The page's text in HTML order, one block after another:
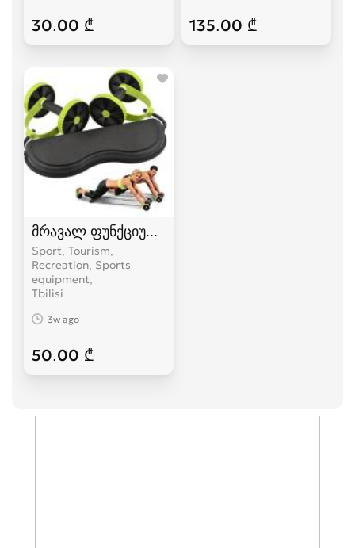
30.00 ₾ 135.00 ₾
მრავალ ფუნქციური ტრენაჟორი
Sport, Tourism,
Recreation, Sports
equipment
Tbilisi
3w ago
50.00 ₾